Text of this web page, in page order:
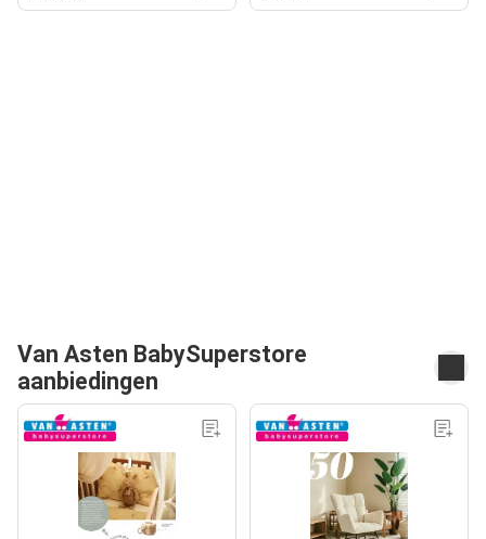
Van Asten BabySuperstore
aanbiedingen